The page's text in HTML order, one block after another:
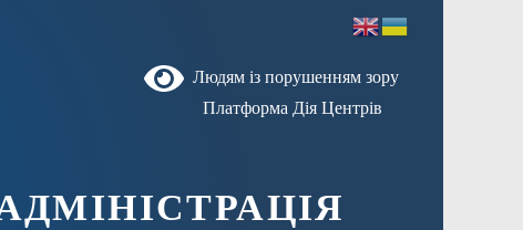
Людям із порушенням зору
Платформа Дія Центрів